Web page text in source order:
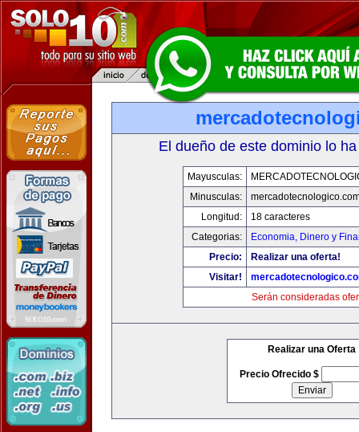
El dueño de este dominio lo
Mayusculas:
Minusculas:
Longitud:
18 caracteres
Categorias:
Economia, Dinero y
Precio:
Realizar una oferta!
Visitar!
Serán consideradas
Realizar una Oferta
Precio Ofrecido $